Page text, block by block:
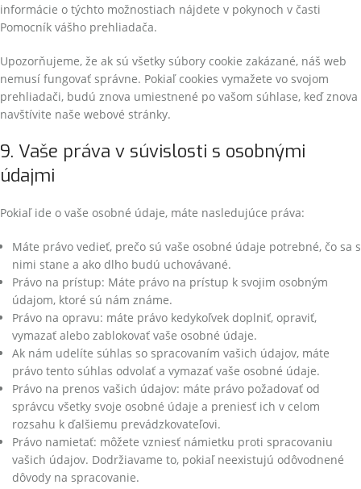
informácie o týchto možnostiach nájdete v pokynoch v časti
Pomocník vášho prehliadača.
Upozorňujeme, že ak sú všetky súbory cookie zakázané, náš web
nemusí fungovať správne. Pokiaľ cookies vymažete vo svojom
prehliadači, budú znova umiestnené po vašom súhlase, keď znova
navštívite naše webové stránky.
9. Vaše práva v súvislosti s osobnými
údajmi
Pokiaľ ide o vaše osobné údaje, máte nasledujúce práva:
Máte právo vedieť, prečo sú vaše osobné údaje potrebné, čo sa s
nimi stane a ako dlho budú uchovávané.
Právo na prístup: Máte právo na prístup k svojim osobným
údajom, ktoré sú nám známe.
Právo na opravu: máte právo kedykoľvek doplniť, opraviť,
vymazať alebo zablokovať vaše osobné údaje.
Ak nám udelíte súhlas so spracovaním vašich údajov, máte
právo tento súhlas odvolať a vymazať vaše osobné údaje.
Právo na prenos vašich údajov: máte právo požadovať od
správcu všetky svoje osobné údaje a preniesť ich v celom
rozsahu k ďalšiemu prevádzkovateľovi.
Právo namietať: môžete vzniesť námietku proti spracovaniu
vašich údajov. Dodržiavame to, pokiaľ neexistujú odôvodnené
dôvody na spracovanie.